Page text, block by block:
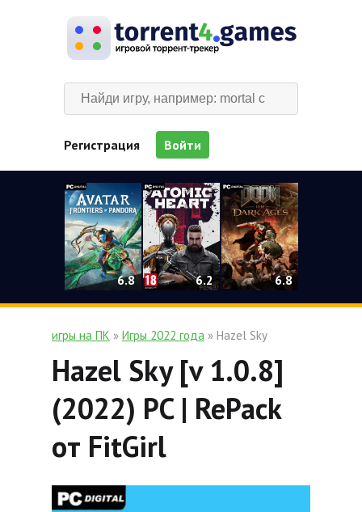
Регистрация Войти
6.8 6.2 6.8
игры на ПК » Игры 2022 года » Hazel Sky
Hazel Sky [v 1.0.8]
(2022) PC | RePack
от FitGirl